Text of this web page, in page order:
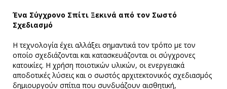
Ένα Σύγχρονο Σπίτι Ξεκινά από τον Σωστό
Σχεδιασμό
Η τεχνολογία έχει αλλάξει σημαντικά τον τρόπο με τον
οποίο σχεδιάζονται και κατασκευάζονται οι σύγχρονες
κατοικίες. Η χρήση ποιοτικών υλικών, οι ενεργειακά
αποδοτικές λύσεις και ο σωστός αρχιτεκτονικός σχεδιασμός
δημιουργούν σπίτια που συνδυάζουν αισθητική,